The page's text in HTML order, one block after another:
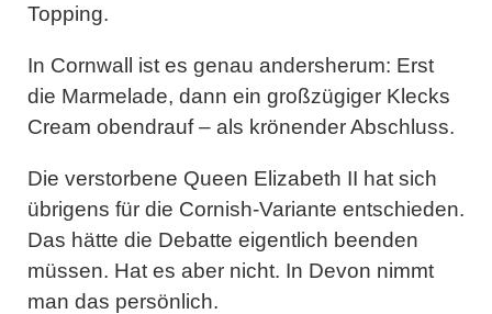
Topping.
In Cornwall
ist es genau andersherum: Erst
die Marmelade, dann ein großzügiger Klecks
Cream obendrauf – als krönender Abschluss.
Die verstorbene Queen Elizabeth II hat sich
übrigens für die Cornish-Variante entschieden.
Das hätte die Debatte eigentlich beenden
müssen. Hat es aber nicht. In Devon nimmt
man das persönlich.